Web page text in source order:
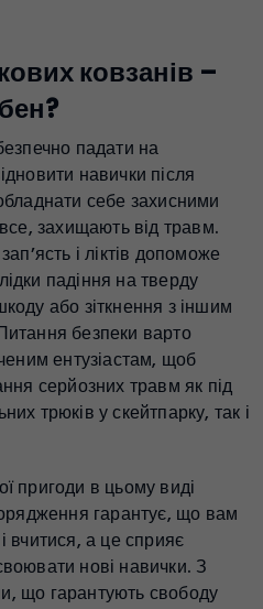
ковзанів –
падати на
навички після
себе захисними
захищають від травм.
і ліктів допоможе
падіння на тверду
або зіткнення з іншим
безпеки варто
ентузіастам, щоб
серйозних травм як під
трюків у скейтпарку, так і
пригоди в цьому виді
гарантує, що вам
вчитися, а це сприяє
нові навички. З
що гарантують свободу